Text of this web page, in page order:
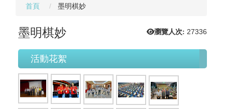
首頁 墨明棋妙
瀏覽人次: 27336
墨明棋妙
活動花絮